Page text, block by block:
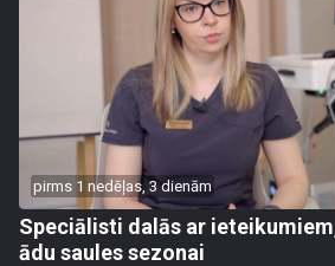
pirms 1 nedēļas, 3 dienām
Speciālisti dalās ar
ādu saules sezonai